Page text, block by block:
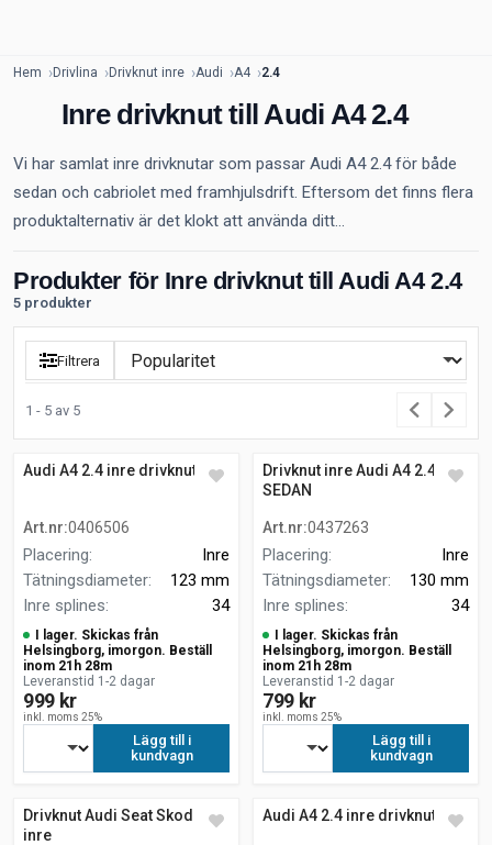
Hem Drivlina Drivknut inre Audi A4 2.4
Inre drivknut till Audi A4 2.4
Vi har samlat inre drivknutar som passar Audi A4 2.4 för både
sedan och cabriolet med framhjulsdrift. Eftersom det finns flera
produktalternativ är det klokt att använda ditt...
Produkter för Inre drivknut till Audi A4 2.4
5 produkter
Filtrera
1 - 5 av 5
Audi A4 2.4 inre drivknut
Art.nr:0406506
Placering:
Inre
Tätningsdiameter:
123 mm
Inre splines: 34
I lager. Skickas från
Helsingborg, imorgon. Beställ
inom 21h 28m
Leveranstid 1-2 dagar
999 kr
inkl. moms 25%
Lägg till i
kundvagn
Drivknut inre Audi A4 2.4
SEDAN
Art.nr:0437263
Placering:
Inre
Tätningsdiameter:
130 mm
Inre splines: 34
I lager. Skickas från
Helsingborg, imorgon. Beställ
inom 21h 28m
Leveranstid 1-2 dagar
799 kr
inkl. moms 25%
Lägg till i
kundvagn
Drivknut Audi Seat Skoda VW
inre
Audi A4 2.4 inre drivknut